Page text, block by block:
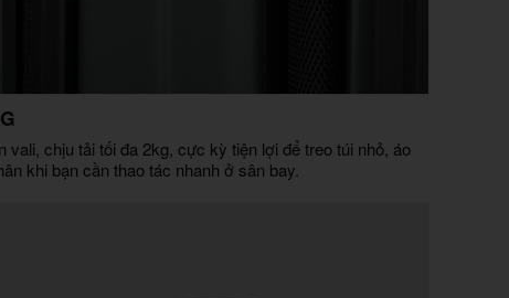
vali, chịu tải tối đa 2kg, cực kỳ tiện lợi để treo túi nhỏ, áo
khi bạn cần thao tác nhanh ở sân bay.